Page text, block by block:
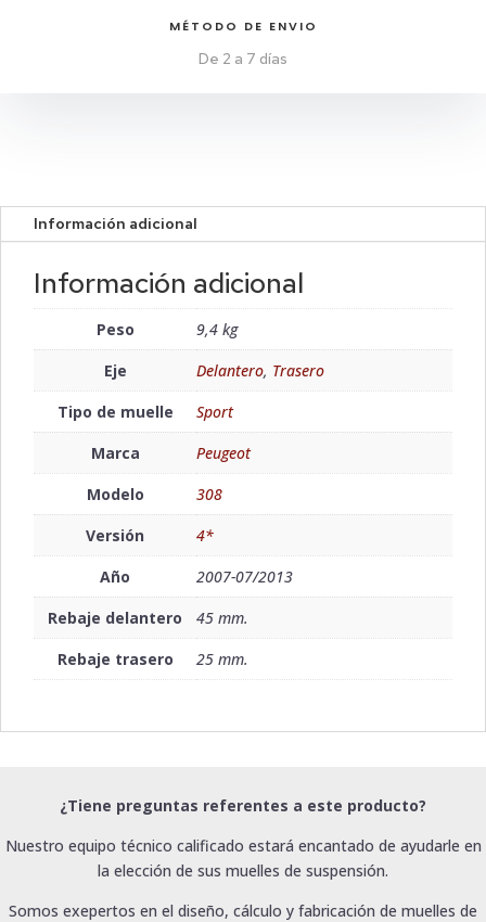
MÉTODO DE ENVIO
De 2 a 7 días
Información adicional
Información adicional
Peso
9,4 kg
Eje
Delantero, Trasero
Tipo de muelle
Sport
Marca
Peugeot
Modelo
308
Versión
4*
Año
2007-07/2013
Rebaje delantero
45 mm.
Rebaje trasero
25 mm.
¿Tiene preguntas referentes a este producto?
Nuestro equipo técnico calificado estará encantado de ayudarle en
la elección de sus muelles de suspensión.
Somos exepertos en el diseño, cálculo y fabricación de muelles de